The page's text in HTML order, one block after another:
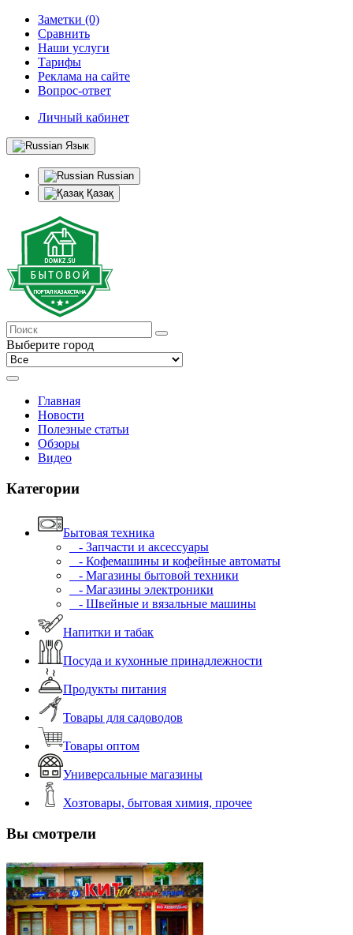
Заметки (0)
Сравнить
Наши услуги
Тарифы
Реклама на сайте
Вопрос-ответ
Личный кабинет
Язык
Russian
Қазақ
Выберите город
Главная
Новости
Полезные статьи
Обзоры
Видео
Категории
Бытовая техника
- Запчасти и аксессуары
- Кофемашины и кофейные автоматы
- Магазины бытовой техники
- Магазины электроники
- Швейные и вязальные машины
Напитки и табак
Посуда и кухонные принадлежности
Продукты питания
Товары для садоводов
Товары оптом
Универсальные магазины
Хозтовары, бытовая химия, прочее
Вы смотрели